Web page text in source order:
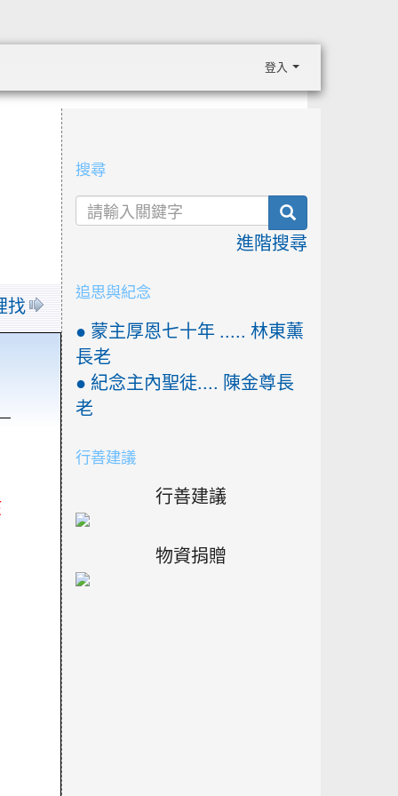
登入
找
搜尋
search
進階搜尋
追思與紀念
● 蒙主厚恩七十年 ..... 林東薰
長老
● 紀念主內聖徒.... 陳金尊長
老
行善建議
行善建議
物資捐贈